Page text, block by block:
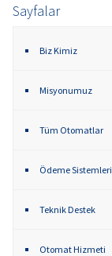
Sayfalar
Biz Kimiz
Misyonumuz
Tüm Otomatlar
Ödeme Sistemleri
Teknik Destek
Otomat Hizmeti